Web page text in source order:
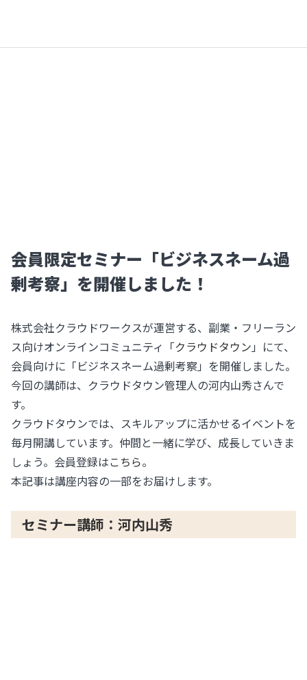
会員限定セミナー「ビジネスネーム過
剰考察」を開催しました！
株式会社クラウドワークスが運営する、副業・フリーラン
ス向けオンラインコミュニティ「クラウドタウン 」にて、
会員向けに「ビジネスネーム過剰考察」を開催しました。
今回の講師は、クラウドタウン管理人の河内山秀さんで
す。
クラウドタウンでは、スキルアップに活かせるイベントを
毎月開講しています。仲間と一緒に学び、成長していきま
しょう。会員登録はこちら。
本記事は講座内容の一部をお届けします。
セミナー講師：河内山秀